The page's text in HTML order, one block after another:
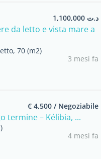
د.ت 1,100,000
da letto e vista mare a
70 (m2)
3 mesi fa
€ 4,500 / Negoziabile
termine – Kélibia, ...
4 mesi fa